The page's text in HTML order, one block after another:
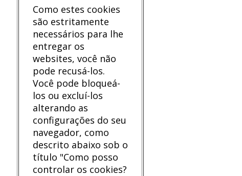
Como estes cookies
são estritamente
necessários para lhe
entregar os
websites, você não
pode recusá-los.
Você pode bloqueá-
los ou excluí-los
alterando as
configurações do seu
navegador, como
descrito abaixo sob o
título "Como posso
controlar os cookies?